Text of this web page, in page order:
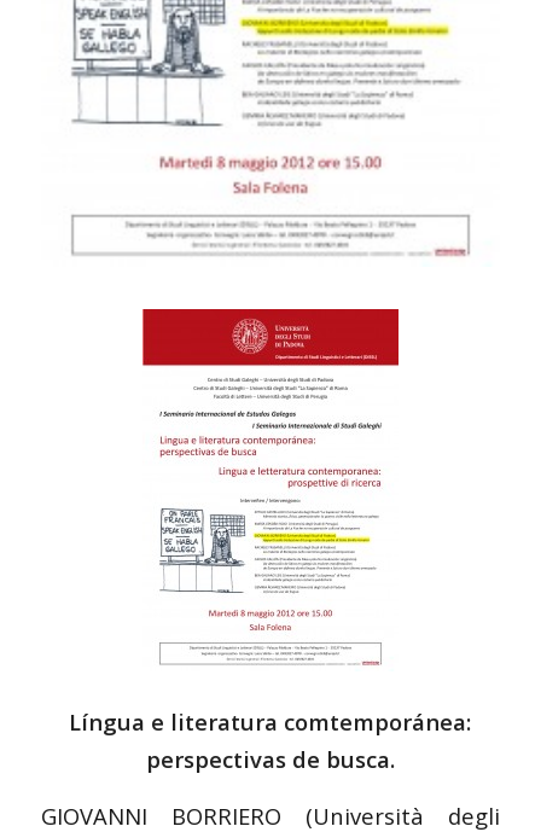
Língua e literatura comtemporánea:
perspectivas de busca.
GIOVANNI BORRIERO (Università degli